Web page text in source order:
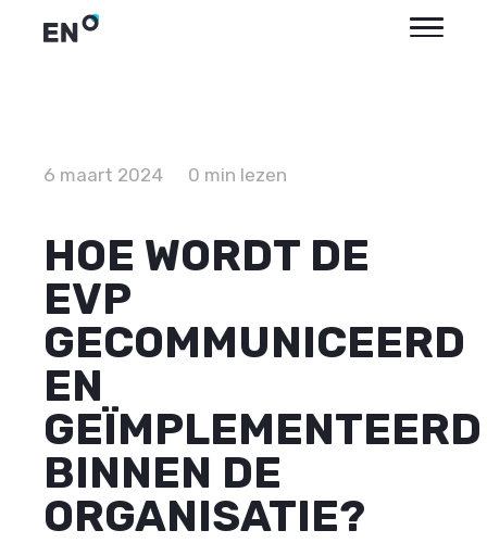
6 maart 2024 0 min lezen
HOE WORDT DE
EVP
GECOMMUNICEERD
EN
GEÏMPLEMENTEERD
BINNEN DE
ORGANISATIE?